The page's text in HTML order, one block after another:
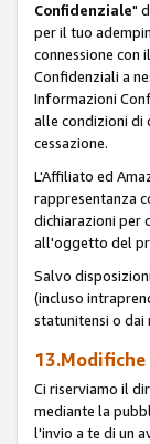
Confidenziale"
per il tuo
connessione con
Confidenziali a
Informazioni
alle condizioni di
cessazione.
L'Affiliato ed
rappresentanza
dichiarazioni per
all'oggetto del
Salvo
(incluso
statunitensi o
13.Modifiche
Ci riserviamo il
mediante la
l'invio a te di un